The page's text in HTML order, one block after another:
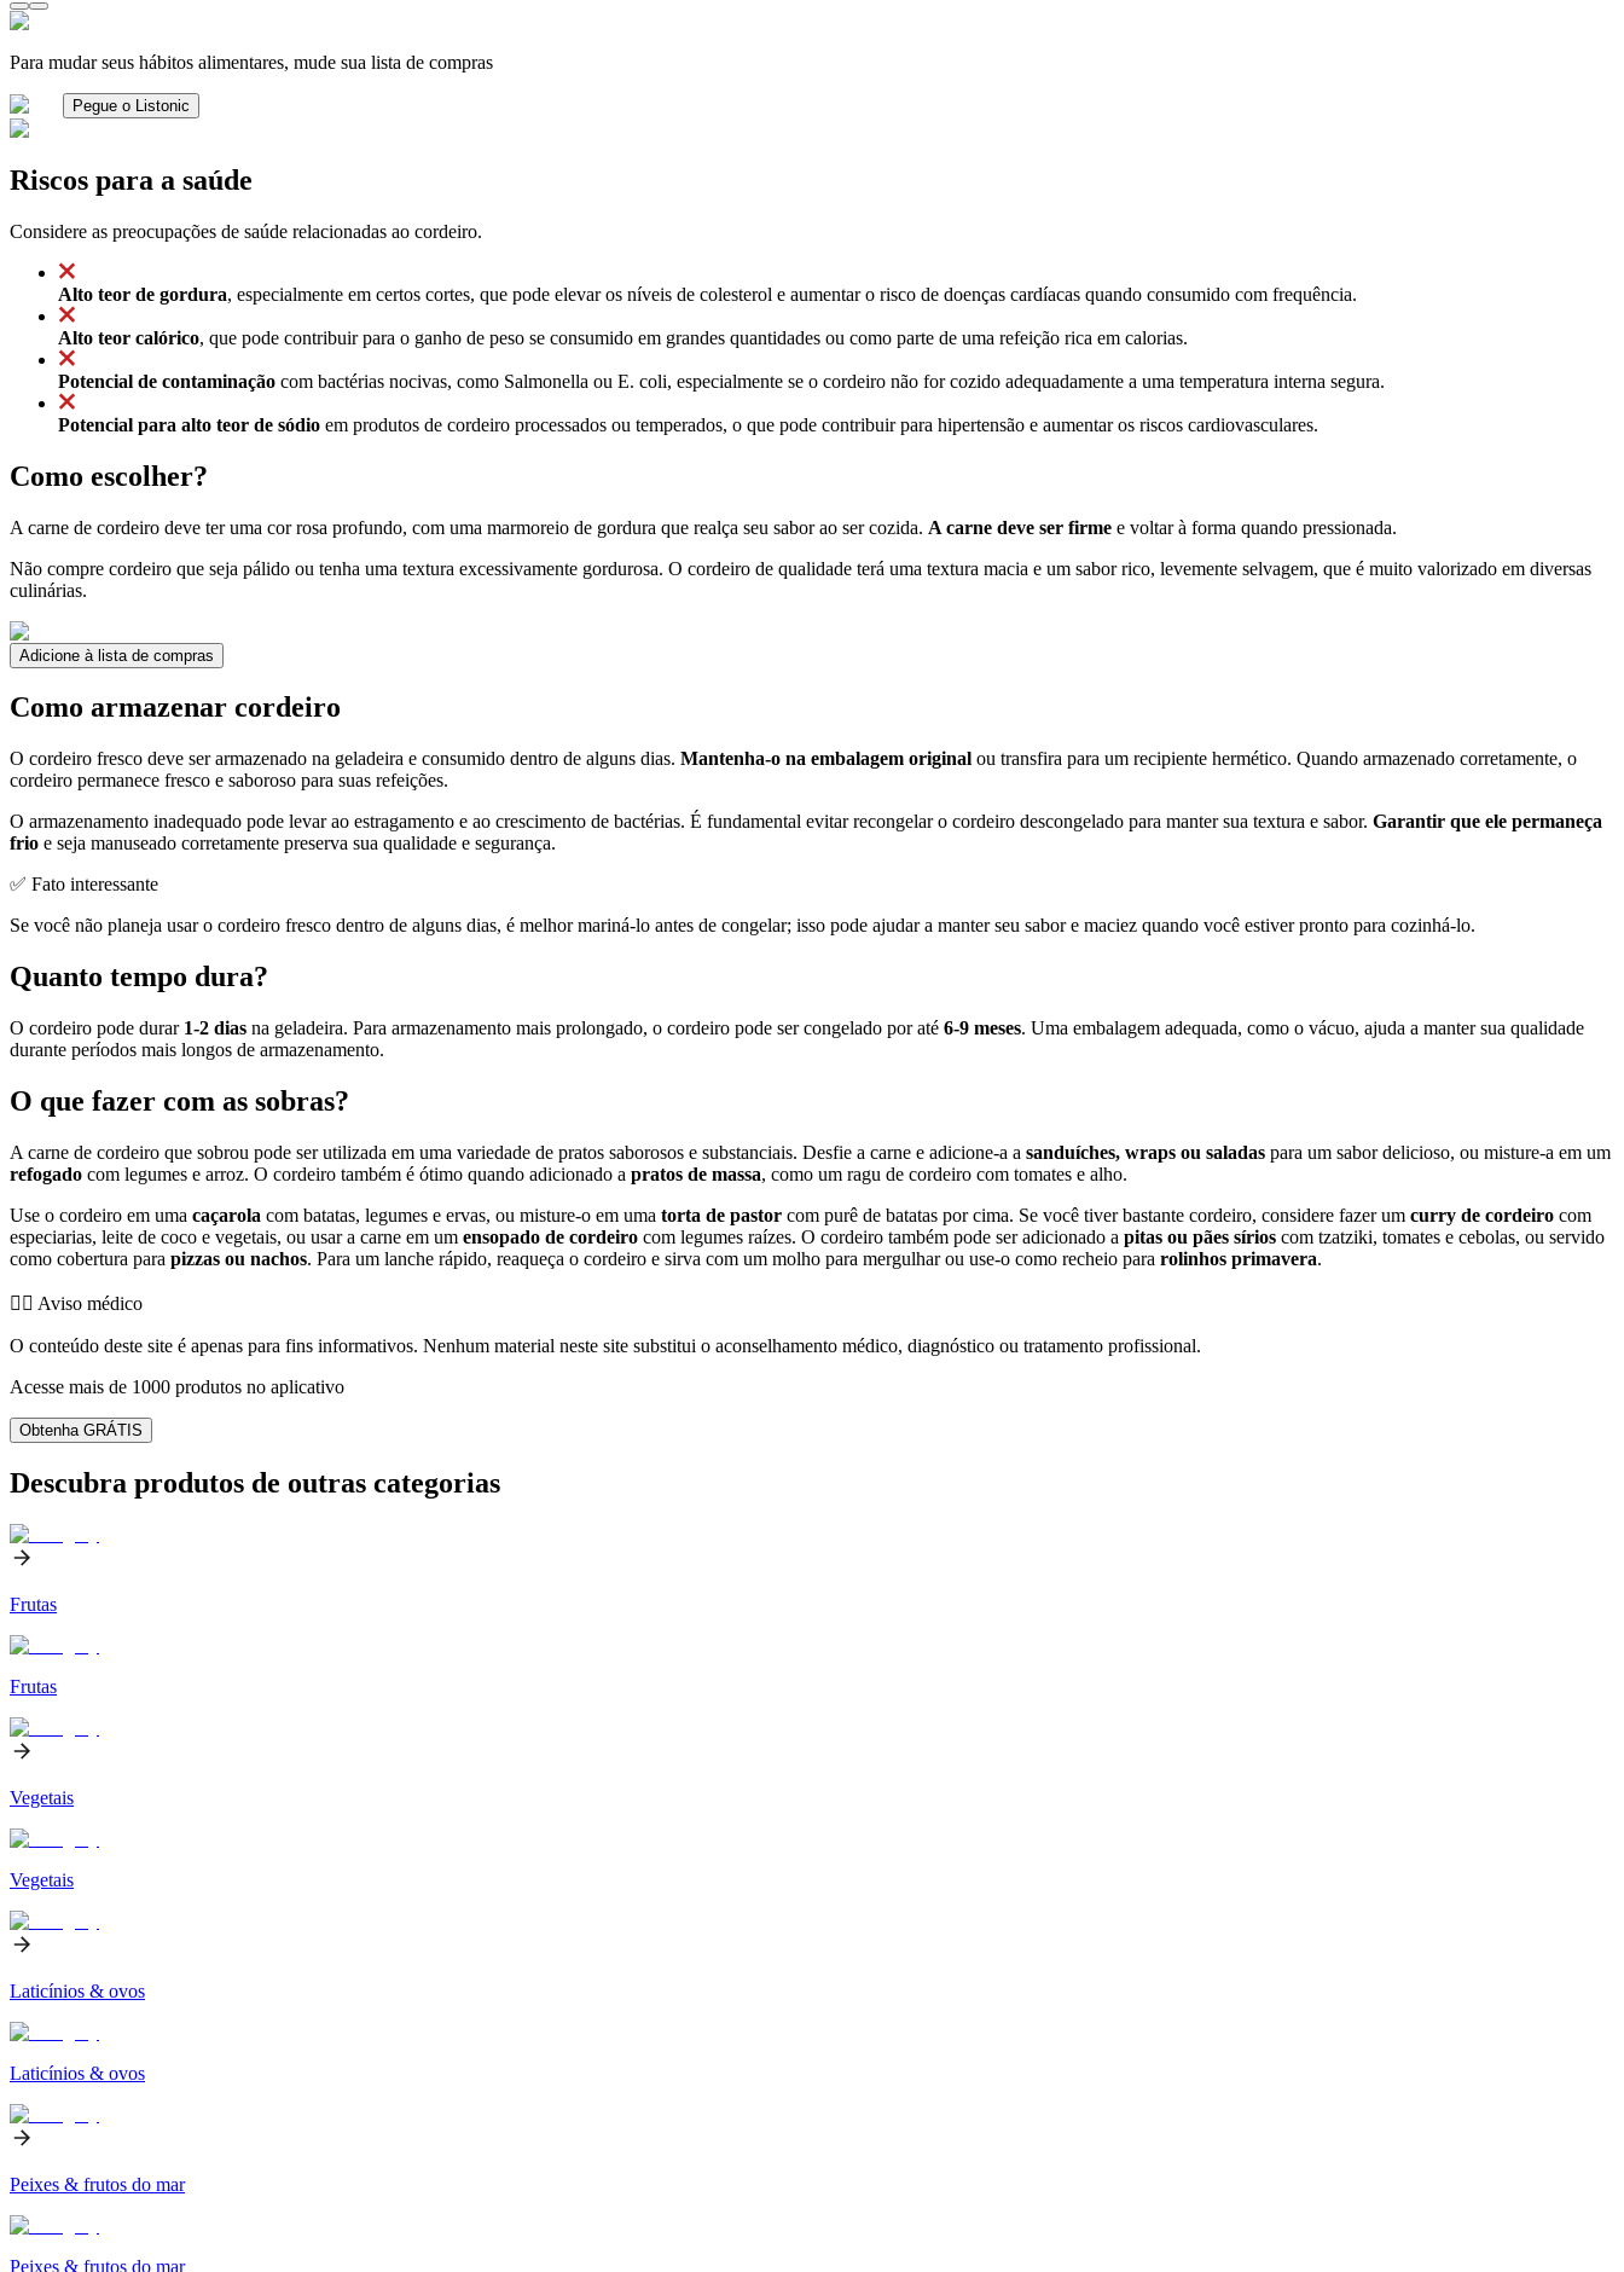
Para mudar seus hábitos alimentares, mude sua lista de compras
Pegue o Listonic
Riscos para a saúde
Considere as preocupações de saúde relacionadas ao cordeiro.
Alto teor de gordura, especialmente em certos cortes, que pode elevar os níveis de colesterol e aumentar o risco de doenças cardíacas quando consumido com frequência.
Alto teor calórico, que pode contribuir para o ganho de peso se consumido em grandes quantidades ou como parte de uma refeição rica em calorias.
Potencial de contaminação com bactérias nocivas, como Salmonella ou E. coli, especialmente se o cordeiro não for cozido adequadamente a uma temperatura interna segura.
Potencial para alto teor de sódio em produtos de cordeiro processados ou temperados, o que pode contribuir para hipertensão e aumentar os riscos cardiovasculares.
Como escolher?
A carne de cordeiro deve ter uma cor rosa profundo, com uma marmoreio de gordura que realça seu sabor ao ser cozida. A carne deve ser firme e voltar à forma quando pressionada.
Não compre cordeiro que seja pálido ou tenha uma textura excessivamente gordurosa. O cordeiro de qualidade terá uma textura macia e um sabor rico, levemente selvagem, que é muito valorizado em diversas
culinárias.
Adicione à lista de compras
Como armazenar cordeiro
O cordeiro fresco deve ser armazenado na geladeira e consumido dentro de alguns dias. Mantenha-o na embalagem original ou transfira para um recipiente hermético. Quando armazenado corretamente, o
cordeiro permanece fresco e saboroso para suas refeições.
O armazenamento inadequado pode levar ao estragamento e ao crescimento de bactérias. É fundamental evitar recongelar o cordeiro descongelado para manter sua textura e sabor. Garantir que ele permaneça
frio e seja manuseado corretamente preserva sua qualidade e segurança.
✅ Fato interessante
Se você não planeja usar o cordeiro fresco dentro de alguns dias, é melhor mariná-lo antes de congelar; isso pode ajudar a manter seu sabor e maciez quando você estiver pronto para cozinhá-lo.
Quanto tempo dura?
O cordeiro pode durar 1-2 dias na geladeira. Para armazenamento mais prolongado, o cordeiro pode ser congelado por até 6-9 meses. Uma embalagem adequada, como o vácuo, ajuda a manter sua qualidade
durante períodos mais longos de armazenamento.
O que fazer com as sobras?
A carne de cordeiro que sobrou pode ser utilizada em uma variedade de pratos saborosos e substanciais. Desfie a carne e adicione-a a sanduíches, wraps ou saladas para um sabor delicioso, ou misture-a em um
refogado com legumes e arroz. O cordeiro também é ótimo quando adicionado a pratos de massa, como um ragu de cordeiro com tomates e alho.
Use o cordeiro em uma caçarola com batatas, legumes e ervas, ou misture-o em uma torta de pastor com purê de batatas por cima. Se você tiver bastante cordeiro, considere fazer um curry de cordeiro com
especiarias, leite de coco e vegetais, ou usar a carne em um ensopado de cordeiro com legumes raízes. O cordeiro também pode ser adicionado a pitas ou pães sírios com tzatziki, tomates e cebolas, ou servido
como cobertura para pizzas ou nachos. Para um lanche rápido, reaqueça o cordeiro e sirva com um molho para mergulhar ou use-o como recheio para rolinhos primavera.
👨‍⚕️️ Aviso médico
O conteúdo deste site é apenas para fins informativos. Nenhum material neste site substitui o aconselhamento médico, diagnóstico ou tratamento profissional.
Acesse mais de 1000 produtos no aplicativo
Obtenha GRÁTIS
Descubra produtos de outras categorias
Frutas
Frutas
Vegetais
Vegetais
Laticínios & ovos
Laticínios & ovos
Peixes & frutos do mar
Peixes & frutos do mar